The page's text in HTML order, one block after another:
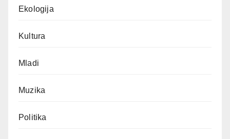
Ekologija
Kultura
Mladi
Muzika
Politika